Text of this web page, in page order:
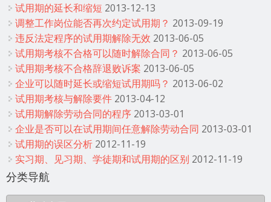
试用期的延长和缩短 2013-12-13
调整工作岗位能否再次约定试用期？ 2013-09-19
违反法定程序的试用期解除无效 2013-06-05
试用期考核不合格可以随时解除合同？ 2013-06-05
试用期考核不合格辞退败诉案 2013-06-05
企业可以随时延长或缩短试用期吗？ 2013-06-02
试用期考核与解除要件 2013-04-12
试用期解除劳动合同的程序 2013-03-01
企业是否可以在试用期间任意解除劳动合同 2013-03-01
试用期的误区分析 2012-11-19
实习期、见习期、学徒期和试用期的区别 2012-11-19
分类导航